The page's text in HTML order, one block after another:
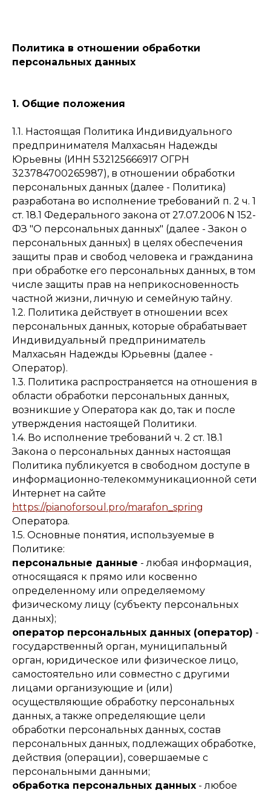
Политика в отношении обработки
персональных данных
1. Общие положения
1.1. Настоящая Политика Индивидуального
предпринимателя Малхасьян Надежды
Юрьевны (ИНН 532125666917 ОГРН
323784700265987), в отношении обработки
персональных данных (далее - Политика)
разработана во исполнение требований п. 2 ч. 1
ст. 18.1 Федерального закона от 27.07.2006 N 152-
ФЗ "О персональных данных" (далее - Закон о
персональных данных) в целях обеспечения
защиты прав и свобод человека и гражданина
при обработке его персональных данных, в том
числе защиты прав на неприкосновенность
частной жизни, личную и семейную тайну.
1.2. Политика действует в отношении всех
персональных данных, которые обрабатывает
Индивидуальный предприниматель
Малхасьян Надежды Юрьевны (далее -
Оператор).
1.3. Политика распространяется на отношения в
области обработки персональных данных,
возникшие у Оператора как до, так и после
утверждения настоящей Политики.
1.4. Во исполнение требований ч. 2 ст. 18.1
Закона о персональных данных настоящая
Политика публикуется в свободном доступе в
информационно-телекоммуникационной сети
Интернет на сайте
https://pianoforsoul.pro/marafon_spring
Оператора.
1.5. Основные понятия, используемые в
Политике:
персональные данные - любая информация,
относящаяся к прямо или косвенно
определенному или определяемому
физическому лицу (субъекту персональных
данных);
оператор персональных данных (оператор) -
государственный орган, муниципальный
орган, юридическое или физическое лицо,
самостоятельно или совместно с другими
лицами организующие и (или)
осуществляющие обработку персональных
данных, а также определяющие цели
обработки персональных данных, состав
персональных данных, подлежащих обработке,
действия (операции), совершаемые с
персональными данными;
обработка персональных данных - любое